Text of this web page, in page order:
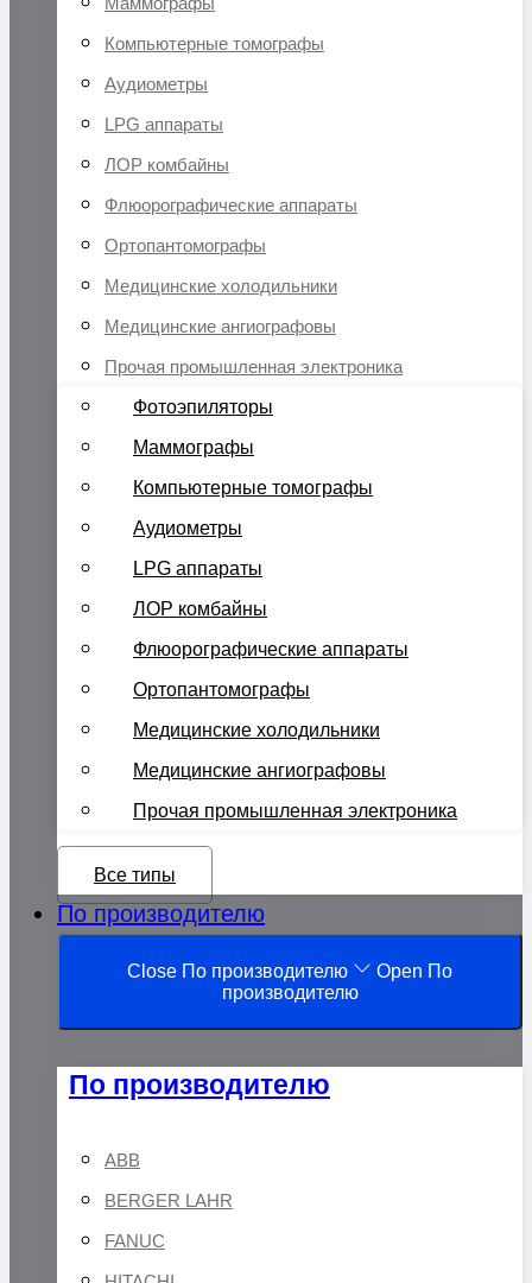
Компьютерные томографы
Аудиометры
LPG аппараты
ЛОР комбайны
Флюорографические аппараты
Ортопантомографы
Медицинские холодильники
Медицинские ангиографовы
Прочая промышленная электроника
Фотоэпиляторы
Маммографы
Компьютерные томографы
Аудиометры
LPG аппараты
ЛОР комбайны
Флюорографические аппараты
Ортопантомографы
Медицинские холодильники
Медицинские ангиографовы
Прочая промышленная электроника
Все типы
По производителю
Close По производителю
Open По
производителю
По производителю
ABB
BERGER LAHR
FANUC